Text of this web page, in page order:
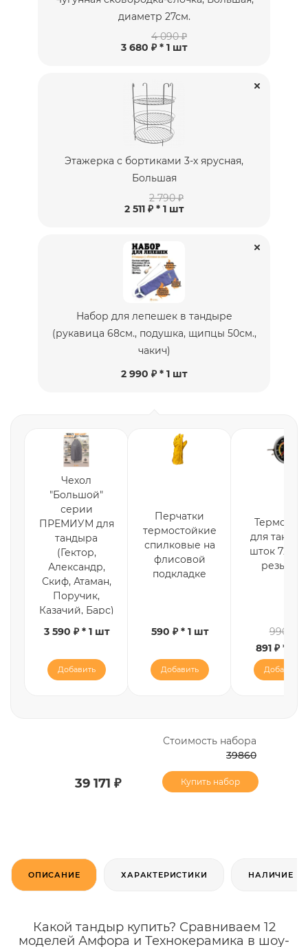
диаметр 27см.
4 090 ₽
3 680 ₽ * 1 шт
Этажерка с бортиками 3-х ярусная,
Большая
2 790 ₽
2 511 ₽ * 1 шт
Набор для лепешек в тандыре
(рукавица 68см., подушка, щипцы 50см.,
чакич)
2 990 ₽ * 1 шт
Чехол
"Большой"
серии
ПРЕМИУМ для
тандыра
(Гектор,
Александр,
Скиф, Атаман,
Поручик,
Казачий, Барс)
3 590 ₽ * 1 шт
Добавить
Перчатки
термостойкие
спилковые на
флисовой
подкладке
590 ₽ * 1 шт
Добавить
для
шток
резьбой
990 ₽
891 ₽ * 1
Добавить
Стоимость набора
39860
39 171 ₽ Купить набор
ОПИСАНИЕ ХАРАКТЕРИСТИКИ НАЛИЧИЕ
Какой тандыр купить? Сравниваем 12
моделей Амфора и Технокерамика в шоу-